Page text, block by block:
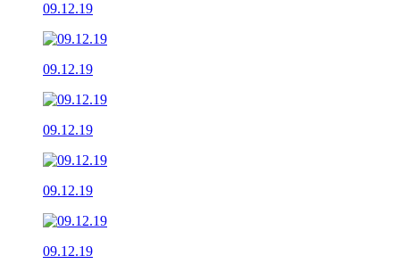
09.12.19
09.12.19
09.12.19
09.12.19
09.12.19